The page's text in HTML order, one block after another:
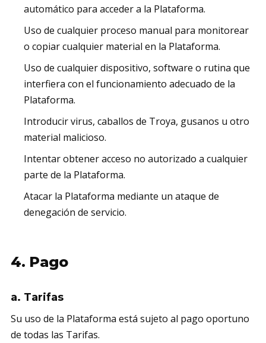
automático para acceder a la Plataforma.
Uso de cualquier proceso manual para monitorear
o copiar cualquier material en la Plataforma.
Uso de cualquier dispositivo, software o rutina que
interfiera con el funcionamiento adecuado de la
Plataforma.
Introducir virus, caballos de Troya, gusanos u otro
material malicioso.
Intentar obtener acceso no autorizado a cualquier
parte de la Plataforma.
Atacar la Plataforma mediante un ataque de
denegación de servicio.
4. Pago
a. Tarifas
Su uso de la Plataforma está sujeto al pago oportuno
de todas las Tarifas.